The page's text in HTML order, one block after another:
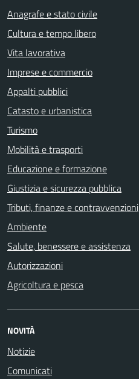
Anagrafe e stato civile
Cultura e tempo libero
Vita lavorativa
Imprese e commercio
Appalti pubblici
Catasto e urbanistica
Turismo
Mobilità e trasporti
Educazione e formazione
Giustizia e sicurezza pubblica
Tributi, finanze e contravvenzioni
Ambiente
Salute, benessere e assistenza
Autorizzazioni
Agricoltura e pesca
NOVITÀ
Notizie
Comunicati